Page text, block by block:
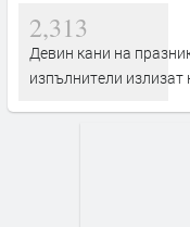
2,313
Девин кани на
изпълнители излизат